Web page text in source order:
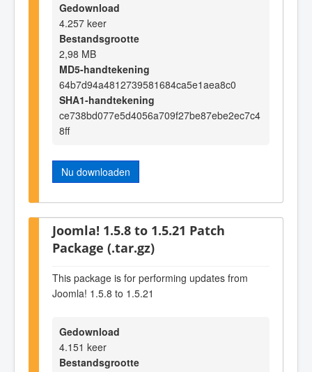
Gedownload
4.257 keer
Bestandsgrootte
2,98 MB
MD5-handtekening
64b7d94a4812739581684ca5e1aea8c0
SHA1-handtekening
ce738bd077e5d4056a709f27be87ebe2ec7c4
8ff
Nu downloaden
Joomla! 1.5.8 to 1.5.21 Patch
Package (.tar.gz)
This package is for performing updates from
Joomla! 1.5.8 to 1.5.21
Gedownload
4.151 keer
Bestandsgrootte